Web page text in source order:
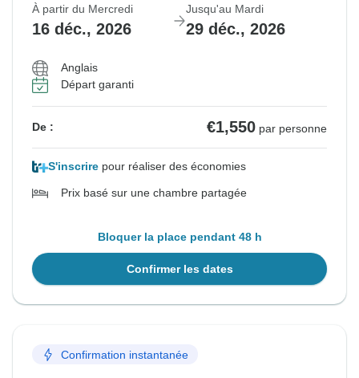
À partir du Mercredi
16 déc., 2026
Jusqu'au Mardi
29 déc., 2026
Anglais
Départ garanti
De : €1,550 par personne
S'inscrire pour réaliser des économies
Prix basé sur une chambre partagée
Bloquer la place pendant 48 h
Confirmer les dates
Confirmation instantanée